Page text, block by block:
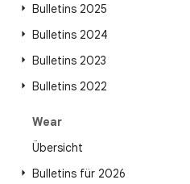
Bulletins 2025
Bulletins 2024
Bulletins 2023
Bulletins 2022
Wear
Übersicht
Bulletins für 2026